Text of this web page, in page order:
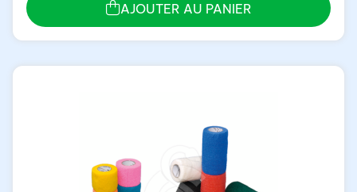
AJOUTER AU PANIER